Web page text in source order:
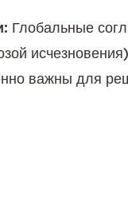
Глобальные
важны для